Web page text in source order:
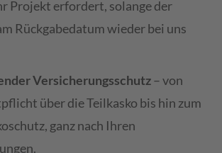
Projekt erfordert, solange der
Rückgabedatum wieder bei uns
Versicherungsschutz– von
über die Teilkasko bis hin zum
ganz nach Ihren